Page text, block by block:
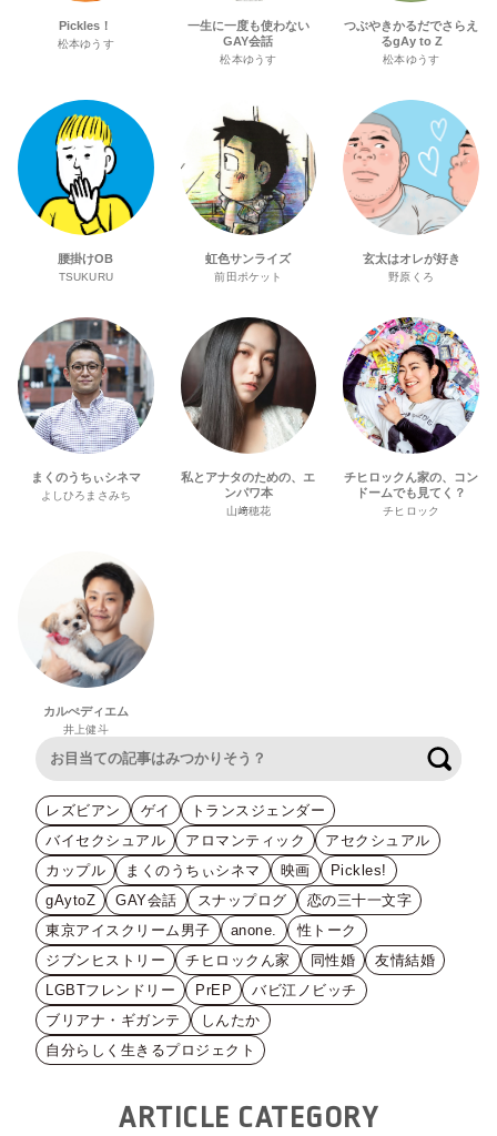
Pickles！
松本ゆうす
一生に一度も使わない
GAY会話
松本ゆうす
つぶやきかるだでさらえ
るgAy to Z
松本ゆうす
腰掛けOB
TSUKURU
虹色サンライズ
前田ポケット
玄太はオレが好き
野原くろ
まくのうちぃシネマ
よしひろまさみち
私とアナタのための、エ
ンパワ本
山﨑穂花
チヒロックん家の、コン
ドームでも見てく？
チヒロック
カルぺディエム
井上健斗
レズビアン ゲイ
トランスジェンダー
バイセクシュアル
アロマンティック
アセクシュアル
カップル
まくのうちぃシネマ 映画
Pickles!
gAytoZ
GAY会話 スナップログ
恋の三十一文字
東京アイスクリーム男子
anone.
性トーク
ジブンヒストリー
チヒロックん家 同性婚
友情結婚
LGBTフレンドリー
PrEP
バビ江ノビッチ
ブリアナ・ギガンテ
しんたか
自分らしく生きるプロジェクト
ARTICLE CATEGORY